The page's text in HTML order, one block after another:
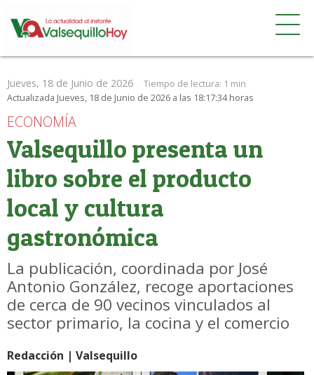
Jueves, 18 de Junio de 2026 Tiempo de lectura: 1 min
Actualizada Jueves, 18 de Junio de 2026 a las 18:17:34 horas
ECONOMÍA
Valsequillo presenta un
libro sobre el producto
local y cultura
gastronómica
La publicación, coordinada por José
Antonio González, recoge aportaciones
de cerca de 90 vecinos vinculados al
sector primario, la cocina y el comercio
Redacción | Valsequillo